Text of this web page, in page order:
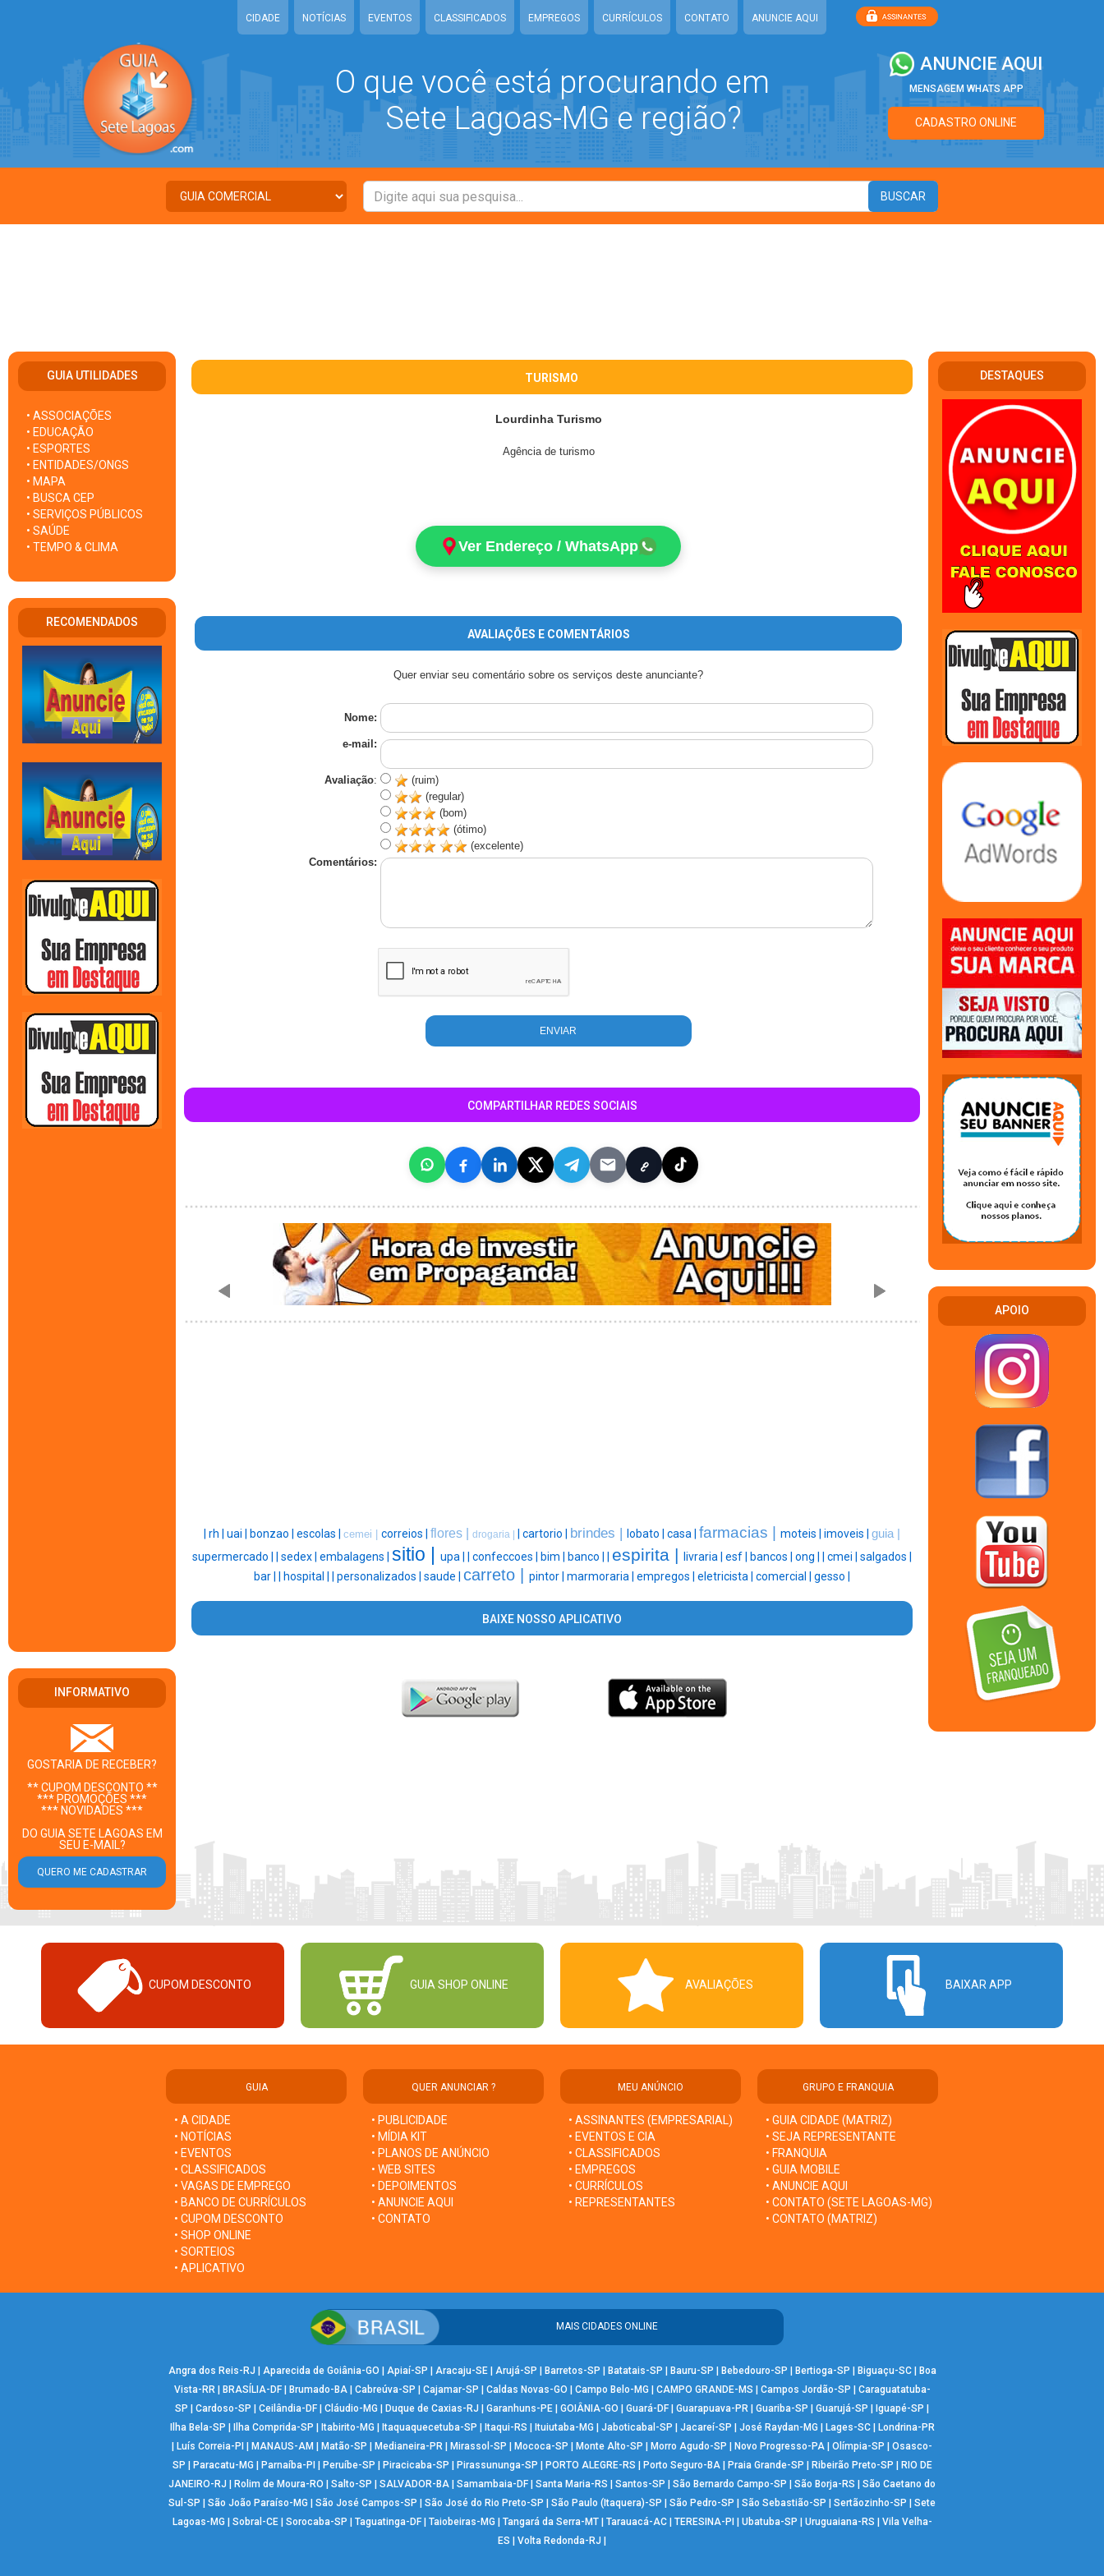
CIDADE NOTÍCIAS EVENTOS CLASSIFICADOS EMPREGOS CURRÍCULOS CONTATO ANUNCIE AQUI
O que você está procurando em
Sete Lagoas-MG e região?
ANUNCIE AQUI
MENSAGEM WHATS APP
CADASTRO ONLINE
GUIA UTILIDADES
• ASSOCIAÇÕES
• EDUCAÇÃO
• ESPORTES
• ENTIDADES/ONGS
• MAPA
• BUSCA CEP
• SERVIÇOS PÚBLICOS
• SAÚDE
• TEMPO & CLIMA
RECOMENDADOS
INFORMATIVO
GOSTARIA DE RECEBER?
** CUPOM DESCONTO **
*** PROMOÇÕES ***
*** NOVIDADES ***
DO GUIA SETE LAGOAS EM
SEU E-MAIL?
TURISMO
Lourdinha Turismo
Agência de turismo
Ver Endereço / WhatsApp
AVALIAÇÕES E COMENTÁRIOS
Quer enviar seu comentário sobre os serviços deste anunciante?
Nome:
e-mail:
Avaliação:
(ruim)
(regular)
(bom)
(ótimo)
(excelente)
Comentários:
COMPARTILHAR REDES SOCIAIS
rh | uai | bonzao | escolas | cemei | correios | flores | drogaria | cartorio | brindes | lobato | casa | farmacias | moteis | imoveis | guia |
supermercado |
sedex | embalagens | sitio | upa | confeccoes | bim | banco | espirita | livraria | esf | bancos | ong | cmei | salgados |
bar |
hospital | personalizados | saude | carreto | pintor | marmoraria | empregos | eletricista | comercial | gesso |
BAIXE NOSSO APLICATIVO
DESTAQUES
APOIO
CUPOM DESCONTO GUIA SHOP ONLINE AVALIAÇÕES BAIXAR APP
GUIA
• A CIDADE
• NOTÍCIAS
• EVENTOS
• CLASSIFICADOS
• VAGAS DE EMPREGO
• BANCO DE CURRÍCULOS
• CUPOM DESCONTO
• SHOP ONLINE
• SORTEIOS
• APLICATIVO
QUER ANUNCIAR ?
• PUBLICIDADE
• MÍDIA KIT
• PLANOS DE ANÚNCIO
• WEB SITES
• DEPOIMENTOS
• ANUNCIE AQUI
• CONTATO
MEU ANÚNCIO
• ASSINANTES (EMPRESARIAL)
• EVENTOS E CIA
• CLASSIFICADOS
• EMPREGOS
• CURRÍCULOS
• REPRESENTANTES
GRUPO E FRANQUIA
• GUIA CIDADE (MATRIZ)
• SEJA REPRESENTANTE
• FRANQUIA
• GUIA MOBILE
• ANUNCIE AQUI
• CONTATO (SETE LAGOAS-MG)
• CONTATO (MATRIZ)
MAIS CIDADES ONLINE
Angra dos Reis-RJ | Aparecida de Goiânia-GO | Apiaí-SP | Aracaju-SE| Arujá-SP | Barretos-SP | Batatais-SP | Bauru-SP | Bebedouro-SP | Bertioga-SP | Biguaçu-SC| Boa
Vista-RR | BRASÍLIA-DF| Brumado-BA| Cabreúva-SP | Cajamar-SP | Caldas Novas-GO | Campo Belo-MG | CAMPO GRANDE-MS | Campos Jordão-SP | Caraguatatuba-
SP | Cardoso-SP | Ceilândia-DF | Cláudio-MG | Duque de Caxias-RJ | Garanhuns-PE | GOIÂNIA-GO | Guará-DF | Guarapuava-PR | Guariba-SP | Guarujá-SP | Iguapé-SP |
Ilha Bela-SP | Ilha Comprida-SP | Itabirito-MG | Itaquaquecetuba-SP | Itaqui-RS | Ituiutaba-MG | Jaboticabal-SP | Jacareí-SP | José Raydan-MG | Lages-SC| Londrina-PR
| Luís Correia-PI | MANAUS-AM | Matão-SP | Medianeira-PR | Mirassol-SP | Mococa-SP | Monte Alto-SP | Morro Agudo-SP | Novo Progresso-PA | Olímpia-SP | Osasco-
SP | Paracatu-MG | Parnaíba-PI | Peruíbe-SP | Piracicaba-SP | Pirassununga-SP | PORTO ALEGRE-RS | Porto Seguro-BA| Praia Grande-SP | Ribeirão Preto-SP | RIO DE
JANEIRO-RJ | Rolim de Moura-RO | Salto-SP | SALVADOR-BA | Samambaia-DF | Santa Maria-RS | Santos-SP | São Bernardo Campo-SP | São Borja-RS | São Caetano do
Sul-SP | São João Paraíso-MG | São José Campos-SP | São José do Rio Preto-SP | São Paulo (Itaquera)-SP | São Pedro-SP | São Sebastião-SP | Sertãozinho-SP | Sete
Lagoas-MG | Sobral-CE| Sorocaba-SP | Taguatinga-DF| Taiobeiras-MG | Tangará da Serra-MT| Tarauacá-AC| TERESINA-PI | Ubatuba-SP | Uruguaiana-RS | Vila Velha-
ES | Volta Redonda-RJ |